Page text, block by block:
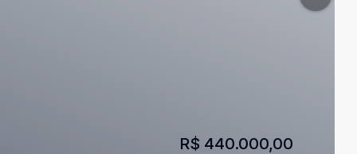
R$ 440.000,00